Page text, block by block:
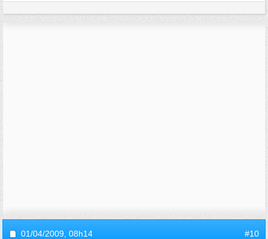
01/04/2009, 08h14 #10